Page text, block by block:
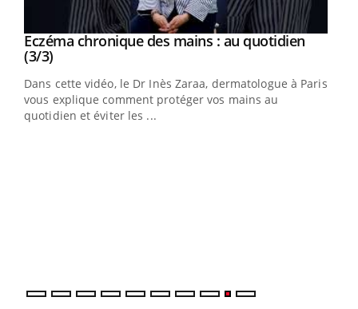
Youtube
Youtube
Eczéma chronique des mains : au quotidien
(3/3)Youtube
Dans cette vidéo, le Dr Inès Zaraa, dermatologue à Paris,
vous explique comment protéger vos mains au
quotidien et éviter les ...